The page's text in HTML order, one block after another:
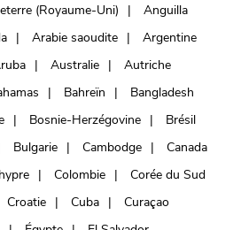
(Royaume-Uni)
Anguilla
Arabie saoudite
Argentine
Australie
Autriche
Bahreïn
Bangladesh
Bosnie-Herzégovine
Brésil
Bulgarie Cambodge
Canada
Colombie
Corée du Sud
Croatie Cuba
Curaçao